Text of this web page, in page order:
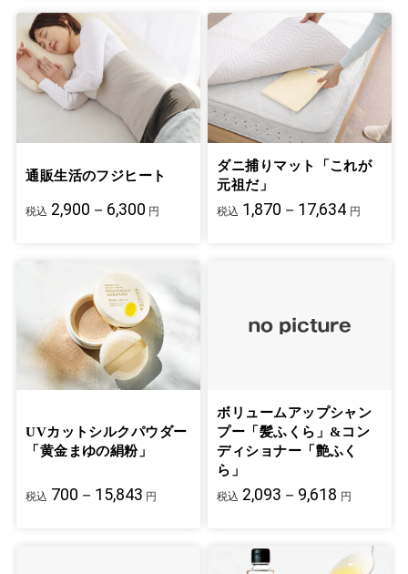
通販生活のフジヒート
税込 2,900－6,300 円
ダニ捕りマット「これが
元祖だ」
税込 1,870－17,634 円
UVカットシルクパウダー
「黄金まゆの絹粉」
税込 700－15,843 円
ボリュームアップシャン
プー「髪ふくら」&コン
ディショナー「艶ふく
ら」
税込 2,093－9,618 円